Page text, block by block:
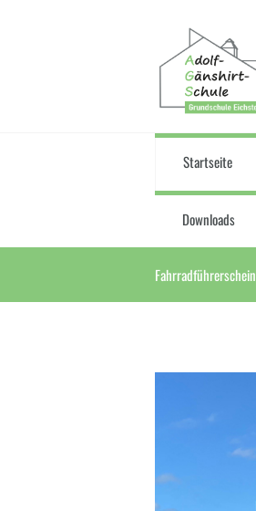
Startseite
Downloads
Fahrradführerschein